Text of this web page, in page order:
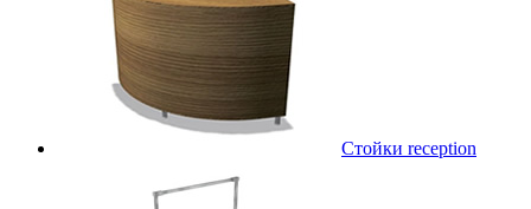
Стойки reception